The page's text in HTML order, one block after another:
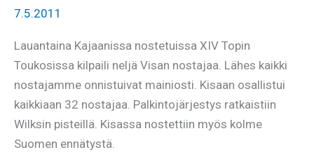
7.5.2011
Lauantaina Kajaanissa nostetuissa XIV Topin
Toukosissa kilpaili neljä Visan nostajaa. Lähes kaikki
nostajamme onnistuivat mainiosti. Kisaan osallistui
kaikkiaan 32 nostajaa. Palkintojärjestys ratkaistiin
Wilksin pisteillä. Kisassa nostettiin myös kolme
Suomen ennätystä.